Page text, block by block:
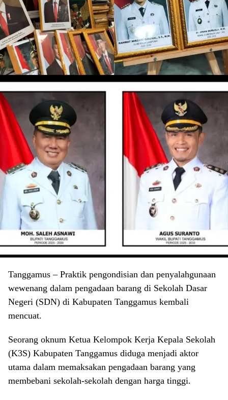
Tanggamus – Praktik pengondisian dan penyalahgunaan
wewenang dalam pengadaan barang di Sekolah Dasar
Negeri (SDN) di Kabupaten Tanggamus kembali
mencuat.
Seorang oknum Ketua Kelompok Kerja Kepala Sekolah
(K3S) Kabupaten Tanggamus diduga menjadi aktor
utama dalam memaksakan pengadaan barang yang
membebani sekolah-sekolah dengan harga tinggi.